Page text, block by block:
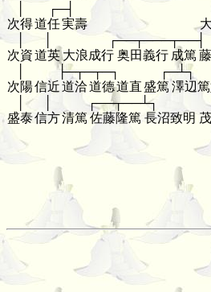
┌─┤
次得道任実壽
┌──┬───┬──┤
次資道英 大浪成行 奥田義行 成篤
├─┬─┬─┐ ┌─┴┐
次陽信近道洽道德道直 盛篤 澤辺
┌──┬──┴┐
盛泰信方清篤 佐藤隆篤 長沼致明